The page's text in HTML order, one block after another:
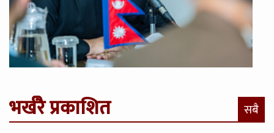
भर्खरै प्रकाशित सबै